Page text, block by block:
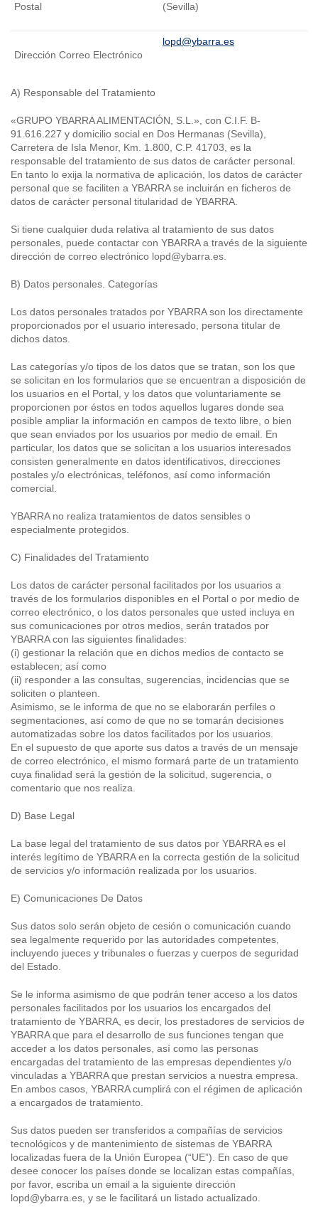
Postal
(Sevilla)
Dirección Correo Electrónico
lopd@ybarra.es
A) Responsable del Tratamiento
«GRUPO YBARRA ALIMENTACIÓN, S.L.», con C.I.F. B-
91.616.227 y domicilio social en Dos Hermanas (Sevilla),
Carretera de Isla Menor, Km. 1.800, C.P. 41703, es la
responsable del tratamiento de sus datos de carácter personal.
En tanto lo exija la normativa de aplicación, los datos de carácter
personal que se faciliten a YBARRA se incluirán en ficheros de
datos de carácter personal titularidad de YBARRA.
Si tiene cualquier duda relativa al tratamiento de sus datos
personales, puede contactar con YBARRA a través de la siguiente
dirección de correo electrónico lopd@ybarra.es.
B) Datos personales. Categorías
Los datos personales tratados por YBARRA son los directamente
proporcionados por el usuario interesado, persona titular de
dichos datos.
Las categorías y/o tipos de los datos que se tratan, son los que
se solicitan en los formularios que se encuentran a disposición de
los usuarios en el Portal, y los datos que voluntariamente se
proporcionen por éstos en todos aquellos lugares donde sea
posible ampliar la información en campos de texto libre, o bien
que sean enviados por los usuarios por medio de email. En
particular, los datos que se solicitan a los usuarios interesados
consisten generalmente en datos identificativos, direcciones
postales y/o electrónicas, teléfonos, así como información
comercial.
YBARRA no realiza tratamientos de datos sensibles o
especialmente protegidos.
C) Finalidades del Tratamiento
Los datos de carácter personal facilitados por los usuarios a
través de los formularios disponibles en el Portal o por medio de
correo electrónico, o los datos personales que usted incluya en
sus comunicaciones por otros medios, serán tratados por
YBARRA con las siguientes finalidades:
(i) gestionar la relación que en dichos medios de contacto se
establecen; así como
(ii) responder a las consultas, sugerencias, incidencias que se
soliciten o planteen.
Asimismo, se le informa de que no se elaborarán perfiles o
segmentaciones, así como de que no se tomarán decisiones
automatizadas sobre los datos facilitados por los usuarios.
En el supuesto de que aporte sus datos a través de un mensaje
de correo electrónico, el mismo formará parte de un tratamiento
cuya finalidad será la gestión de la solicitud, sugerencia, o
comentario que nos realiza.
D) Base Legal
La base legal del tratamiento de sus datos por YBARRA es el
interés legítimo de YBARRA en la correcta gestión de la solicitud
de servicios y/o información realizada por los usuarios.
E) Comunicaciones De Datos
Sus datos solo serán objeto de cesión o comunicación cuando
sea legalmente requerido por las autoridades competentes,
incluyendo jueces y tribunales o fuerzas y cuerpos de seguridad
del Estado.
Se le informa asimismo de que podrán tener acceso a los datos
personales facilitados por los usuarios los encargados del
tratamiento de YBARRA, es decir, los prestadores de servicios de
YBARRA que para el desarrollo de sus funciones tengan que
acceder a los datos personales, así como las personas
encargadas del tratamiento de las empresas dependientes y/o
vinculadas a YBARRA que prestan servicios a nuestra empresa.
En ambos casos, YBARRA cumplirá con el régimen de aplicación
a encargados de tratamiento.
Sus datos pueden ser transferidos a compañías de servicios
tecnológicos y de mantenimiento de sistemas de YBARRA
localizadas fuera de la Unión Europea (“UE”). En caso de que
desee conocer los países donde se localizan estas compañías,
por favor, escriba un email a la siguiente dirección
lopd@ybarra.es, y se le facilitará un listado actualizado.